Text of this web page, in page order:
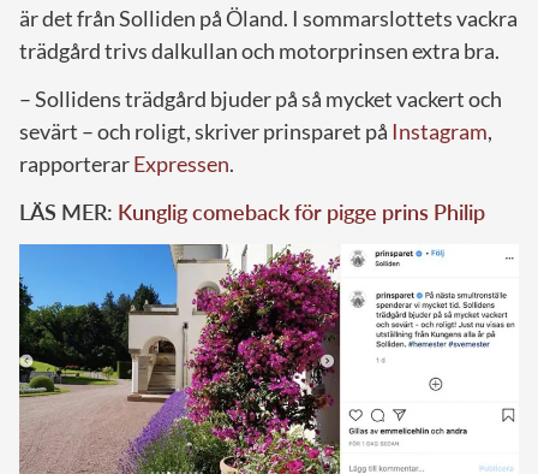
är det från Solliden på Öland. I sommarslottets vackra
trädgård trivs dalkullan och motorprinsen extra bra.
– Sollidens trädgård bjuder på så mycket vackert och
sevärt – och roligt, skriver prinsparet på Instagram,
rapporterarExpressen.
LÄS MER: Kunglig comeback för pigge prins Philip